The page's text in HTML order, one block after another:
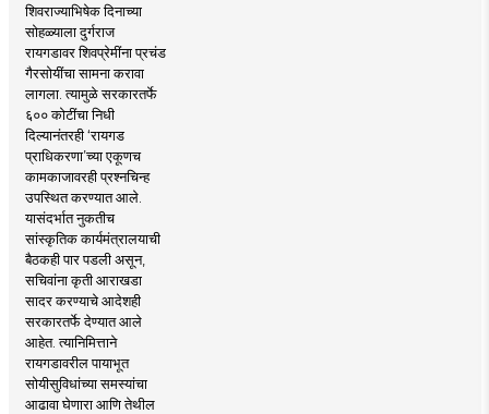
शिवराज्याभिषेक दिनाच्या
सोहळ्याला दुर्गराज
रायगडावर शिवप्रेमींना प्रचंड
गैरसोयींचा सामना करावा
लागला. त्यामुळे सरकारतर्फे
६०० कोटींचा निधी
दिल्यानंतरही ‘रायगड
प्राधिकरणा’च्या एकूणच
कामकाजावरही प्रश्नचिन्ह
उपस्थित करण्यात आले.
यासंदर्भात नुकतीच
सांस्कृतिक कार्यमंत्रालयाची
बैठकही पार पडली असून,
सचिवांना कृती आराखडा
सादर करण्याचे आदेशही
सरकारतर्फे देण्यात आले
आहेत. त्यानिमित्ताने
रायगडावरील पायाभूत
सोयीसुविधांच्या समस्यांचा
आढावा घेणारा आणि तेथील